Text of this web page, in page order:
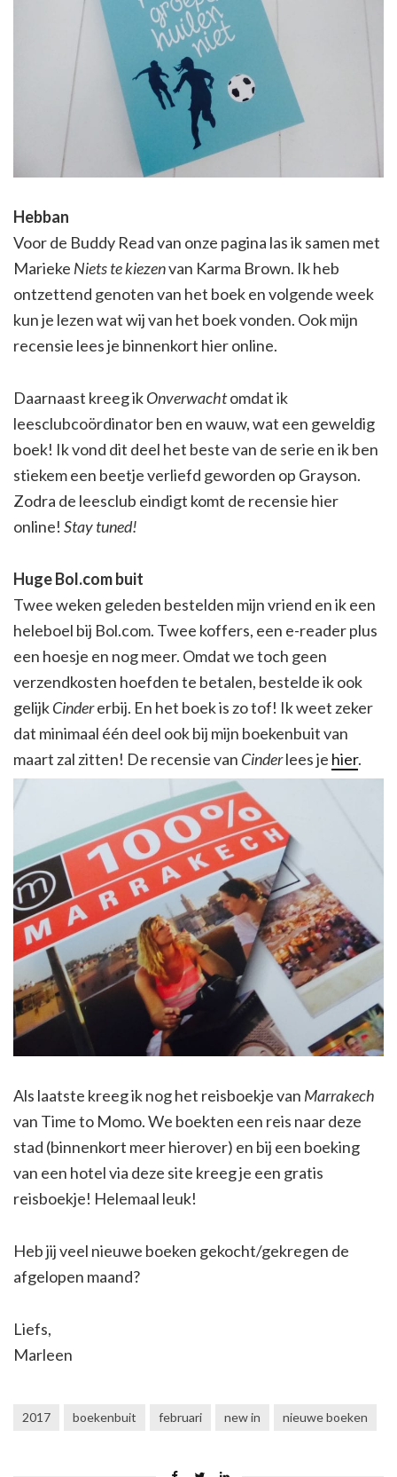
Hebban
Voor de Buddy Read van onze pagina las ik samen met
Marieke Niets te kiezenvan Karma Brown. Ik heb
ontzettend genoten van het boek en volgende week
kun je lezen wat wij van het boek vonden. Ook mijn
recensie lees je binnenkort hier online.
Daarnaast kreeg ikOnverwachtomdat ik
leesclubcoördinator ben en wauw, wat een geweldig
boek! Ik vond dit deel het beste van de serie en ik ben
stiekem een beetje verliefd geworden op Grayson.
Zodra de leesclub eindigt komt de recensie hier
online! Stay tuned!
Huge Bol.com buit
Twee weken geleden bestelden mijn vriend en ik een
heleboel bij Bol.com. Twee koffers, een e-reader plus
een hoesje en nog meer. Omdat we toch geen
verzendkosten hoefden te betalen, bestelde ik ook
gelijkCindererbij. En het boek is zo tof! Ik weet zeker
dat minimaal één deel ook bij mijn boekenbuit van
maart zal zitten! De recensie van Cinderlees je hier.
Als laatste kreeg ik nog het reisboekje van Marrakech
van Time to Momo. We boekten een reis naar deze
stad (binnenkort meer hierover) en bij een boeking
van een hotel via deze site kreeg je een gratis
reisboekje! Helemaal leuk!
Heb jij veel nieuwe boeken gekocht/gekregen de
afgelopen maand?
Liefs,
Marleen
2017 boekenbuit februari new in nieuwe boeken